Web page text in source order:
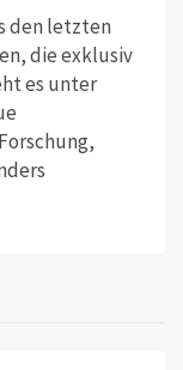
den letzten
die exklusiv
es unter